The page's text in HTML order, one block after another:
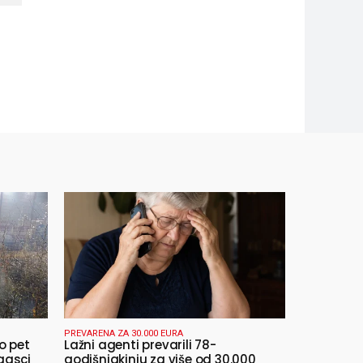
pet
PREVARENA ZA 30.000 EURA
Lažni agenti prevarili 78-
godišnjakinju za više od 30.000